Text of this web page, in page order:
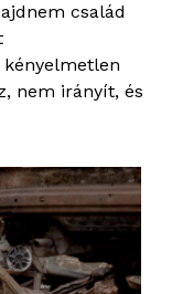
család
nem irányít, és